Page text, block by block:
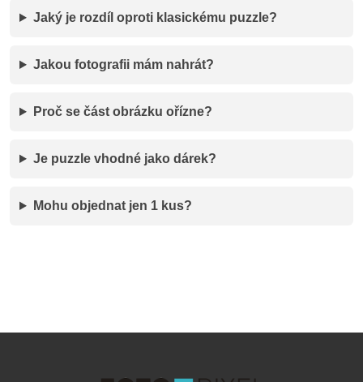
Jaký je rozdíl oproti klasickému puzzle?
Jakou fotografii mám nahrát?
Proč se část obrázku ořízne?
Je puzzle vhodné jako dárek?
Mohu objednat jen 1 kus?